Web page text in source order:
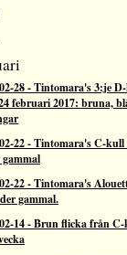
28-Tintomara's 3:je
februari 2017: bruna,
22-Tintomara's C-kull
gammal
22-Tintomara's
gammal.
14-Brun flicka från C-